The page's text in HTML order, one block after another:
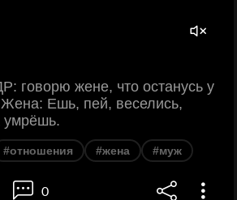
говорю жене, что останусь у
Жена: Ешь, пей, веселись,
умрёшь.
#отношения #жена #муж
0